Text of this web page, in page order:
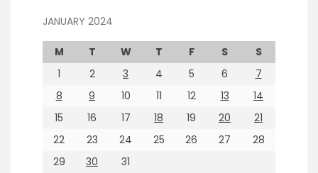
JANUARY 2024
M T W T F S
S
1
2 3 4 5 6
7
8
9 10 11 12 13
14
15
16 17 18 19 20
21
22
23 24 25 26 27
28
29
30
31